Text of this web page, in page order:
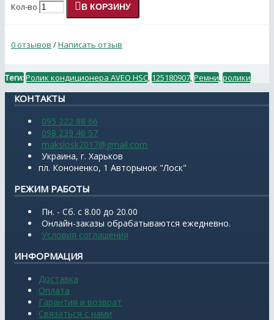
Кол-во В КОРЗИНУ
0 отзывов /Написать отзыв
Теги:Ролик кондиционера AVEO HSC 125180907 Ремни ролики
КОНТАКТЫ
095 222 88 66
098 239 46 57
makslosk2017@gmail.com
Украина, г. Харьков
пл. Кононенко, 1 Авторынок "Лоск"
РЕЖИМ РАБОТЫ
Пн. - Сб. с 8.00 до 20.00
Онлайн-заказы обрабатываются ежедневно.
Условия соглашения
ИНФОРМАЦИЯ
Доставка
Оплата
Гарантия и возврат
Связаться с нами